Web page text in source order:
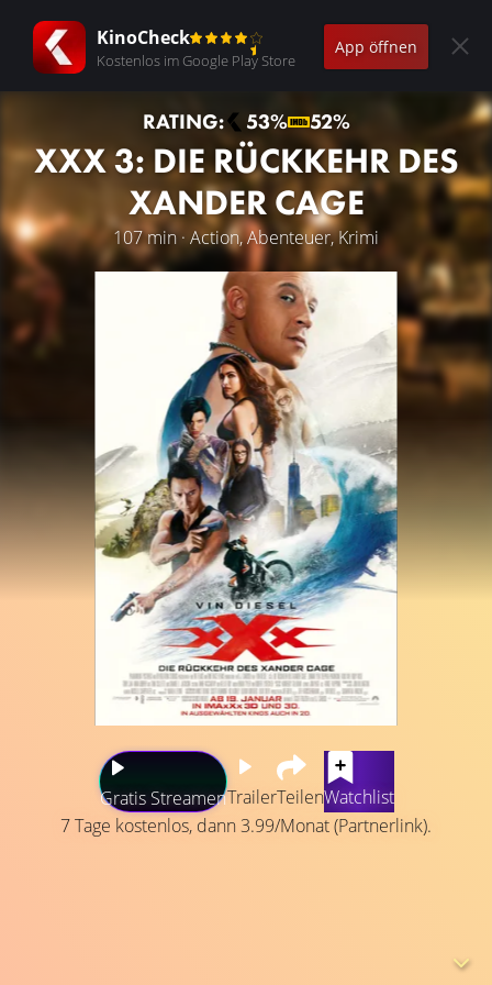
KinoCheck
Kostenlos im Google Play Store
App öffnen
RATING: 53% 52%
XXX 3: DIE RÜCKKEHR DES
XANDER CAGE
107 min · Action, Abenteuer, Krimi
Gratis StreamenTrailerTeilenWatchlist
7 Tage kostenlos, dann 3.99/Monat (Partnerlink).
der Pandora“ zu bergen und gerät mit seinem Bad-Ass-